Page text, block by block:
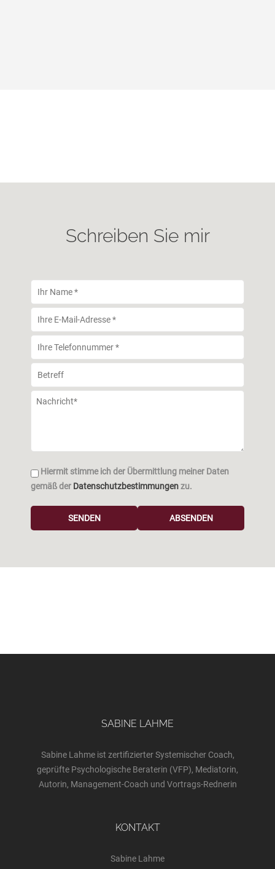
Schreiben Sie mir
Hiermit stimme ich der Übermittlung meiner Daten
gemäß der Datenschutzbestimmungenzu.
SABINE LAHME
Sabine Lahme ist zertifizierter Systemischer Coach,
geprüfte Psychologische Beraterin (VFP), Mediatorin,
Autorin, Management-Coach und Vortrags-Rednerin
KONTAKT
Sabine Lahme